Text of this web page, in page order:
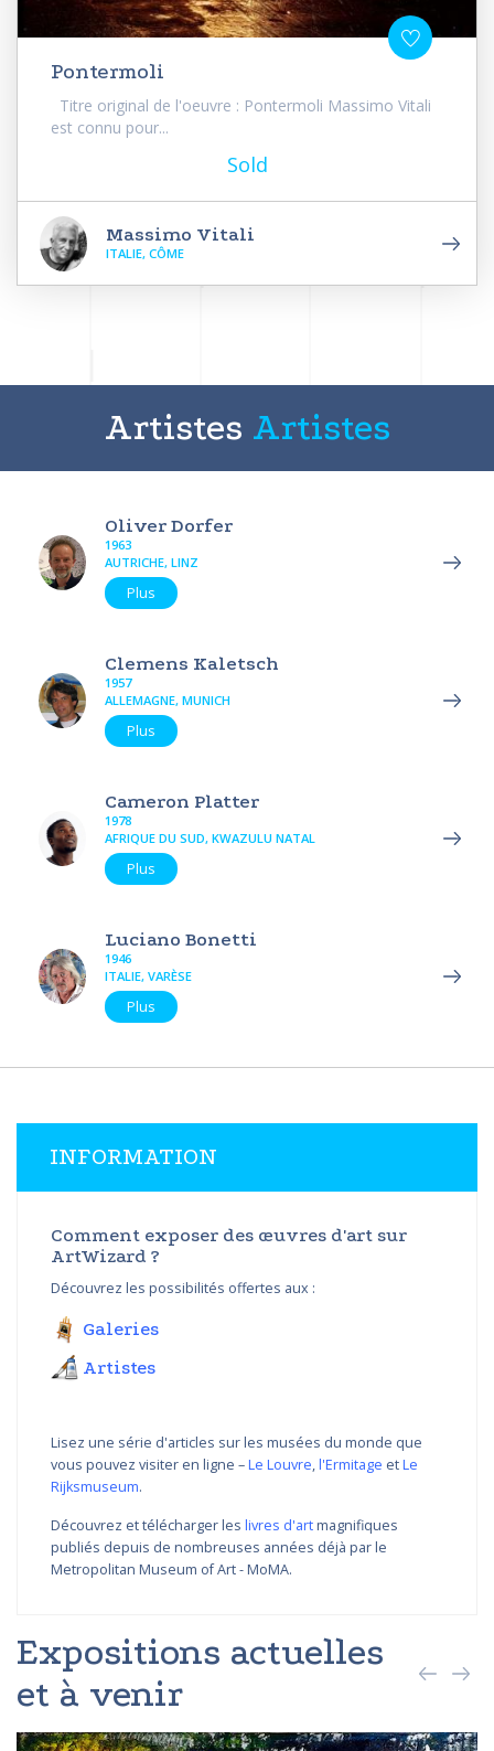
Pontermoli
Titre original de l'oeuvre : Pontermoli Massimo Vitali
est connu pour...
Sold
Massimo Vitali
ITALIE, CÔME
Artistes Artistes
Oliver Dorfer
1963
AUTRICHE, LINZ
Plus
Clemens Kaletsch
1957
ALLEMAGNE, MUNICH
Plus
Cameron Platter
1978
AFRIQUE DU SUD, KWAZULU NATAL
Plus
Luciano Bonetti
1946
ITALIE, VARÈSE
Plus
INFORMATION
Comment exposer des œuvres d'art sur
ArtWizard ?
Découvrez les possibilités offertes aux :
Galeries
Artistes
Lisez une série d'articles sur les musées du monde que
vous pouvez visiter en ligne –Le Louvre,l'Ermitage etLe
Rijksmuseum.
Découvrez et télécharger les livres d'artmagnifiques
publiés depuis de nombreuses années déjà par le
Metropolitan Museum of Art - MoMA.
Expositions actuelles
et à venir